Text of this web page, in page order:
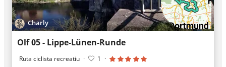
Charly
Olf 05 - Lippe-Lünen-Runde
Ruta ciclista recreatiu · 1 ·